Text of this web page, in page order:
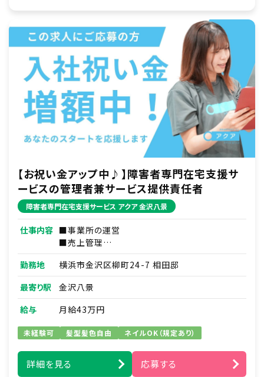
【お祝い金アップ中♪】障害者専門在宅支援サ
ービスの管理者兼サービス提供責任者
障害者専門在宅支援サービス アクア 金沢八景
仕事内容 ■事業所の運営
■売上管理
■人材育成／スタッフマネジメント
■事務作業（シフト作成等）
■利用者さま本人やご家族さまとの連絡・調整
■訪問介護実務
※家事支援・移動支援・身体介護支援
※バイク移動
＝＝サ責業務
■訪問介護計画書の作成
■介護・看護の提携先との調整
■支援員のとりまとめ・指導
勤務地
横浜市金沢区柳町24-7 相田邸
最寄り駅
金沢八景
給与
月給43万円
未経験可 髪型髪色自由 ネイルOK（規定あり）
詳細を見る 応募する